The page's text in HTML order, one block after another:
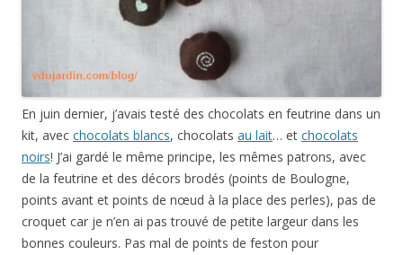
En juin dernier, j’avais testé des chocolats en feutrine dans un
kit, avec chocolats blancs, chocolats au lait… et chocolats
noirs! J’ai gardé le même principe, les mêmes patrons, avec
de la feutrine et des décors brodés (points de Boulogne,
points avant et points de nœud à la place des perles), pas de
croquet car je n’en ai pas trouvé de petite largeur dans les
bonnes couleurs. Pas mal de points de feston pour